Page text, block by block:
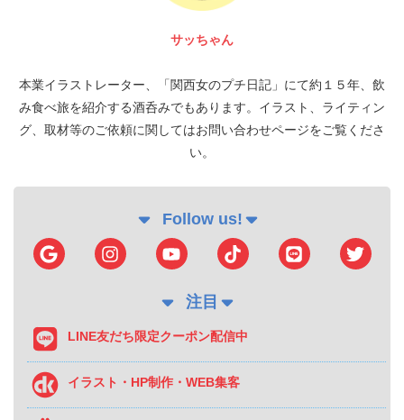
サッちゃん
本業イラストレーター、「関西女のプチ日記」にて約１５年、飲
み食べ旅を紹介する酒呑みでもあります。イラスト、ライティン
グ、取材等のご依頼に関してはお問い合わせページをご覧くださ
い。
Follow us!
注目
LINE友だち限定クーポン配信中
イラスト・HP制作・WEB集客